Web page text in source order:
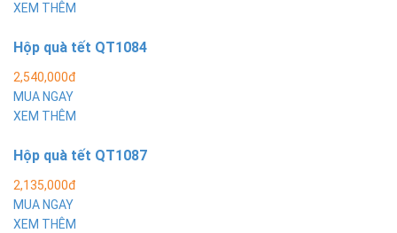
XEM THÊM
Hộp quà tết QT1084
2,540,000đ
MUA NGAY
XEM THÊM
Hộp quà tết QT1087
2,135,000đ
MUA NGAY
XEM THÊM